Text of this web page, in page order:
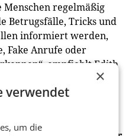
regelmäßig
Betrugsfälle, Tricks und
informiert werden,
Fake Anrufe oder
empfiehlt Edith
der
Tipps des ÖIAT und
Internet.
×
verwendet
um die